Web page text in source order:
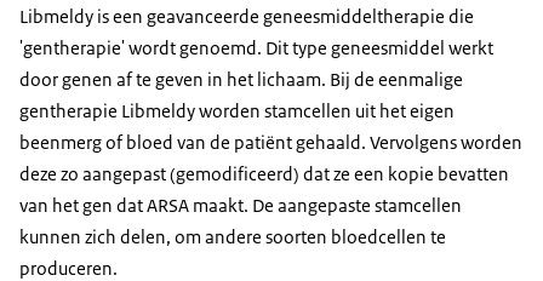
verminderde enzymatische activiteit van ARSA. Het
middel kan bij de volgende groepen patiënten worden
gebruikt:
bij kinderen met laat-infantiele of vroeg-juveniele
vormen, zonder klinische manifestaties van de
ziekte;
bij kinderen met vroeg-juveniele vorm, met vroege
klinische manifestaties van de ziekte, die nog
Libmeldy is een geavanceerde geneesmiddeltherapie die
'gentherapie' wordt genoemd. Dit type geneesmiddel werkt
door genen af te geven in het lichaam. Bij de eenmalige
gentherapie Libmeldy worden stamcellen uit het eigen
beenmerg of bloed van de patiënt gehaald. Vervolgens worden
deze zo aangepast (gemodificeerd) dat ze een kopie bevatten
van het gen dat ARSA maakt. De aangepaste stamcellen
kunnen zich delen, om andere soorten bloedcellen te
produceren.